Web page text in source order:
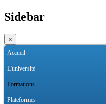
Sidebar
×
Accueil
L'université
Formations
Plateformes